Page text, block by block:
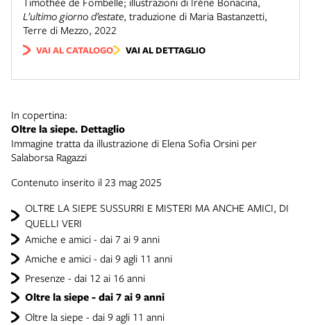
OLTRE LA SIEPE SUSSURRI E MISTERI MA ANCHE AMICI, DI
QUELLI VERI
Amiche e amici - dai 7 ai 9 anni
Amiche e amici - dai 9 agli 11 anni
Presenze - dai 12 ai 16 anni
Oltre la siepe - dai 7 ai 9 anni
Oltre la siepe - dai 9 agli 11 anni
L’ultimo giorno d’estate, traduzione di Maria Bastanzetti,
Terre di Mezzo, 2022
VAI AL CATALOGO VAI AL DETTAGLIO
In copertina:
Oltre la siepe. Dettaglio
Immagine tratta da illustrazione di Elena Sofia Orsini per
Salaborsa Ragazzi
Contenuto inserito il 23 mag 2025